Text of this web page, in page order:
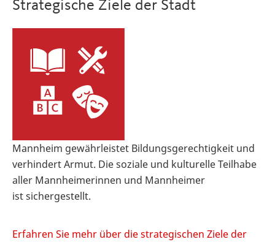
Strategische Ziele der Stadt
Mannheim gewährleistet Bildungsgerechtigkeit und
verhindert Armut. Die soziale und kulturelle Teilhabe
aller Mannheimerinnen und Mannheimer
ist sichergestellt.
Erfahren Sie mehr über die strategischen Ziele der